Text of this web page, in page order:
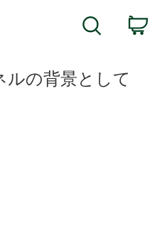
Search
ルの背景として